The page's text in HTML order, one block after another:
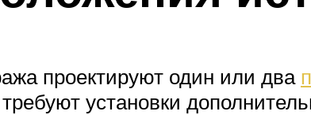
проектируют один или два
установки